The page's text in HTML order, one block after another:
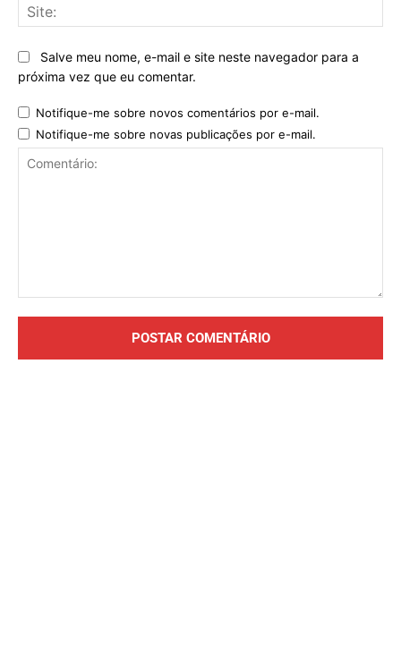
Salve meu nome, e-mail e site neste navegador para a
próxima vez que eu comentar.
Notifique-me sobre novos comentários por e-mail.
Notifique-me sobre novas publicações por e-mail.